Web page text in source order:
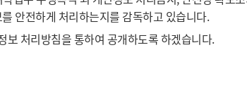
안전하게 처리하는지를 감독하고 있습니다.
처리방침을 통하여 공개하도록 하겠습니다.